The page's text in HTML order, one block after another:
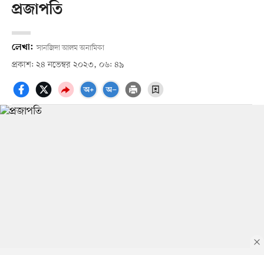
প্রজাপতি
লেখা: সানজিদা আলম অনামিকা
প্রকাশ: ২৪ নভেম্বর ২০২৩, ০৬: ৪৯